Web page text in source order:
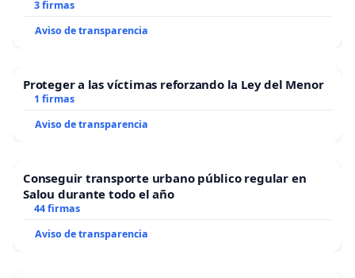
3 firmas
Aviso de transparencia
Proteger a las víctimas reforzando la Ley del Menor
1 firmas
Aviso de transparencia
Conseguir transporte urbano público regular en
Salou durante todo el año
44 firmas
Aviso de transparencia